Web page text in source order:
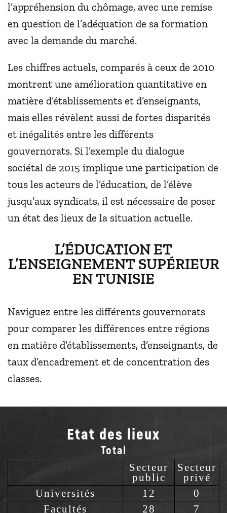
l’appréhension du chômage, avec une remise
en question de l’adéquation de sa formation
avec la demande du marché.
Les chiffres actuels, comparés à ceux de 2010
montrent une amélioration quantitative en
matière d’établissements et d’enseignants,
mais elles révèlent aussi de fortes disparités
et inégalités entre les différents
gouvernorats. Si l’exemple du dialogue
sociétal de 2015 implique une participation de
tous les acteurs de l’éducation, de l’élève
jusqu’aux syndicats, il est nécessaire de poser
un état des lieux de la situation actuelle.
L’ÉDUCATION ET
L’ENSEIGNEMENT SUPÉRIEUR
EN TUNISIE
Naviguez entre les différents gouvernorats
pour comparer les différences entre régions
en matière d’établissements, d’enseignants, de
taux d’encadrement et de concentration des
classes.
Etat des lieux
Total
Secteur
public
Secteur
privé
Universités
12
0
Facultés
28
7